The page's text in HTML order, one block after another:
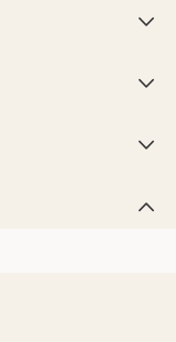



